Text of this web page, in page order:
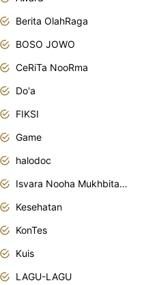
Berita OlahRaga
BOSO JOWO
CeRiTa NooRma
Do'a
FIKSI
Game
halodoc
Isvara Nooha Mukhbita Zain
Kesehatan
KonTes
Kuis
LAGU-LAGU